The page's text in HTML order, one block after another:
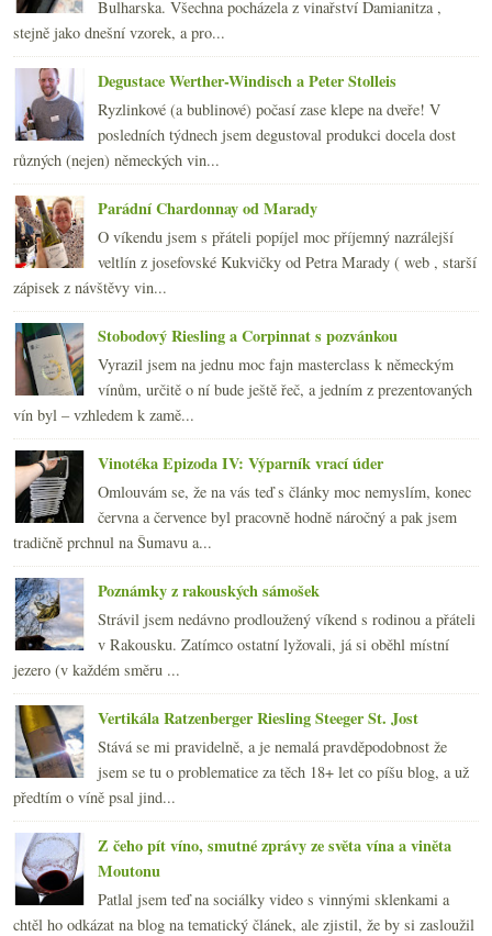
ledna (22)
2012
2011 (252)
►2010(249)
►2009(249)
►2008(270)
►2007(108)
Bulharska. Všechna pocházela z vinařství Damianitza ,
stejně jako dnešní vzorek, a pro...
Degustace Werther-Windisch a Peter Stolleis
Ryzlinkové (a bublinové) počasí zase klepe na dveře! V
posledních týdnech jsem degustoval produkci docela dost
různých (nejen) německých vin...
Parádní Chardonnay od Marady
O víkendu jsem s přáteli popíjel moc příjemný nazrálejší
veltlín z josefovské Kukvičky od Petra Marady ( web , starší
zápisek z návštěvy vin...
Stobodový Riesling a Corpinnat s pozvánkou
Vyrazil jsem na jednu moc fajn masterclass k německým
vínům, určitě o ní bude ještě řeč, a jedním z prezentovaných
vín byl – vzhledem k zamě...
Vinotéka Epizoda IV: Výparník vrací úder
Omlouvám se, že na vás teď s články moc nemyslím, konec
června a července byl pracovně hodně náročný a pak jsem
tradičně prchnul na Šumavu a...
Poznámky z rakouských sámošek
Strávil jsem nedávno prodloužený víkend s rodinou a přáteli
v Rakousku. Zatímco ostatní lyžovali, já si oběhl místní
jezero (v každém směru ...
Vertikála Ratzenberger Riesling Steeger St. Jost
Stává se mi pravidelně, a je nemalá pravděpodobnost že
jsem se tu o problematice za těch 18+ let co píšu blog, a už
předtím o víně psal jind...
Z čeho pít víno, smutné zprávy ze světa vína a viněta
Moutonu
Patlal jsem teď na sociálky video s vinnými sklenkami a
chtěl ho odkázat na blog na tematický článek, ale zjistil, že by si zasloužil